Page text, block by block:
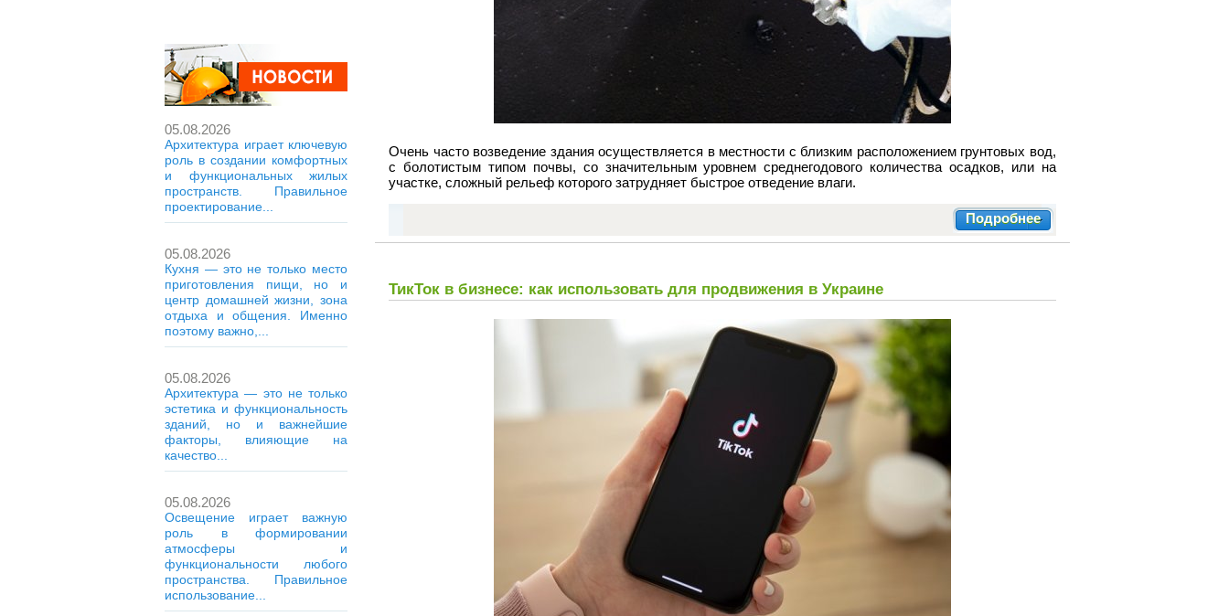
05.08.2026
Архитектура играет ключевую
роль в создании комфортных
и функциональных жилых
пространств. Правильное
проектирование...
05.08.2026
Кухня — это не только место
приготовления пищи, но и
центр домашней жизни, зона
отдыха и общения. Именно
поэтому важно,...
05.08.2026
Архитектура — это не только
эстетика и функциональность
зданий, но и важнейшие
факторы, влияющие на
качество...
05.08.2026
Освещение играет важную
роль в формировании
атмосферы и
функциональности любого
пространства. Правильное
использование...
Очень часто возведение здания осуществляется в местности с близким расположением грунтовых вод,
с болотистым типом почвы, со значительным уровнем среднегодового количества осадков, или на
участке, сложный рельеф которого затрудняет быстрое отведение влаги.
Подробнее
ТикТок в бизнесе: как использовать для продвижения в Украине